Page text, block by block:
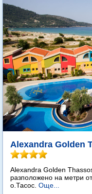
Alexandra Golden
Alexandra Golden
разположено на метри
о.Тасос. Още...